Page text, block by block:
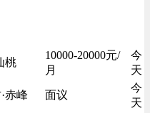
桃
10000-20000元/
月
今
天
赤峰 面议
今
天